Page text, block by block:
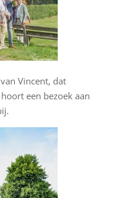
Vincent, dat
een bezoek aan